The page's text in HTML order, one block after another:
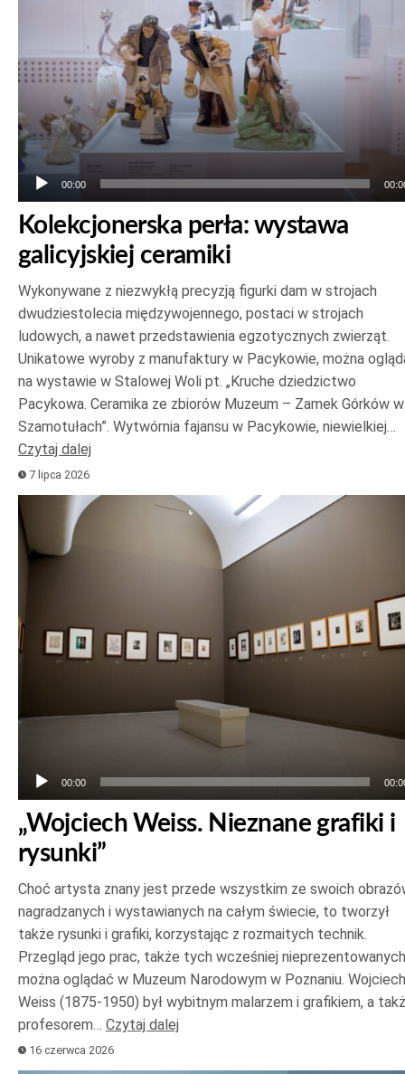
00:00
Kolekcjonerska perła: wystawa
galicyjskiej ceramiki
Wykonywane z niezwykłą precyzją figurki dam w strojach
dwudziestolecia międzywojennego, postaci w strojach
ludowych, a nawet przedstawienia egzotycznych zwierząt.
Unikatowe wyroby z manufaktury w Pacykowie, można
na wystawie w Stalowej Woli pt. „Kruche dziedzictwo
Pacykowa. Ceramika ze zbiorów Muzeum – Zamek Górków w
Szamotułach”. Wytwórnia fajansu w Pacykowie, niewielkiej…
Czytaj dalej
7 lipca 2026
Odtwarzacz
plików
dźwiękowych
00:00
„Wojciech Weiss. Nieznane grafiki i
rysunki”
Choć artysta znany jest przede wszystkim ze swoich
nagradzanych i wystawianych na całym świecie, to tworzył
także rysunki i grafiki, korzystając z rozmaitych technik.
Przegląd jego prac, także tych wcześniej
można oglądać w Muzeum Narodowym w Poznaniu. Wojciech
Weiss (1875-1950) był wybitnym malarzem i grafikiem, a
profesorem… Czytaj dalej
16 czerwca 2026